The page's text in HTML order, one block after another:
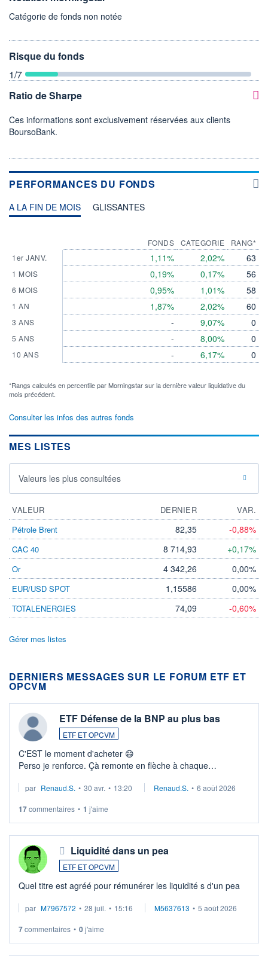
Catégorie de fonds non notée
Risque du fonds
1/7
Ratio de Sharpe
Ces informations sont exclusivement réservées aux clients
BoursoBank.
PERFORMANCES DU FONDS
A LA FIN DE MOIS GLISSANTES
1er JANV.
1 MOIS
6 MOIS
1 AN
3 ANS
5 ANS
10 ANS
FONDS
1,11%
0,19%
0,95%
1,87%
-
-
-
CATEGORIE
2,02%
0,17%
1,01%
2,02%
9,07%
8,00%
6,17%
RANG*
63
56
58
60
0
0
0
*Rangs calculés en percentile par Morningstar sur la dernière valeur liquidative du
mois précédent.
Consulter les infos des autres fonds
MES LISTES
Valeurs les plus consultées
VALEUR DERNIER
VAR.
Pétrole Brent
82,35 -0,88%
CAC 40 8 714,93 +0,17%
Or 4 342,26 0,00%
EUR/USD SPOT 1,15586 0,00%
TOTALENERGIES 74,09 -0,60%
Gérer mes listes
DERNIERS MESSAGES SUR LE FORUM ETF ET
OPCVM
ETF Défense de la BNP au plus bas
ETF ET OPCVM
C'EST le moment d'acheter 😄​
Perso je renforce. Çà remonte en flèche à chaque
Investissement long terme tip top pour sa retraite.
par Renaud.S. • 30 avr. • 13:20 Renaud.S. • 6 août 2026
17commentaires • 1 j'aime
Liquidité dans un pea
ETF ET OPCVM
Quel titre est agréé pour rémunérer les liquidité s d'un pea
par M7967572 • 28 juil. • 15:16 M5637613 • 5 août 2026
7commentaires • 0j'aime